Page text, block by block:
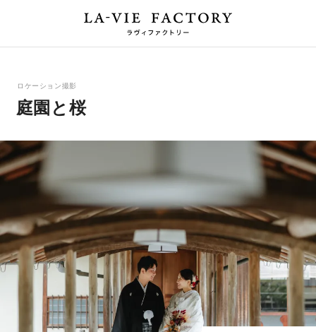
ロケーション撮影
庭園と桜